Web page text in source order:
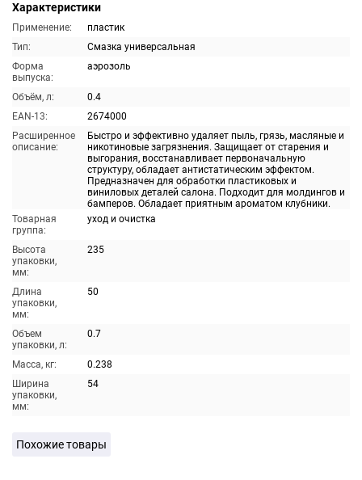
Характеристики
Применение:
пластик
Тип:
Смазка универсальная
Форма
выпуска:
аэрозоль
Объём, л:
0.4
EAN-13:
2674000
Расширенное
описание:
Быстро и эффективно удаляет пыль, грязь, масляные и
никотиновые загрязнения. Защищает от старения и
выгорания, восстанавливает первоначальную
структуру, обладает антистатическим эффектом.
Предназначен для обработки пластиковых и
виниловых деталей салона. Подходит для молдингов и
бамперов. Обладает приятным ароматом клубники.
Товарная
группа:
уход и очистка
Высота
упаковки,
мм:
235
Длина
упаковки,
мм:
50
Объем
упаковки, л:
0.7
Масса, кг:
0.238
Ширина
упаковки,
мм:
54
Похожие товары